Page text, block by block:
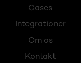
Cases
Integrationer
Om os
Kontakt